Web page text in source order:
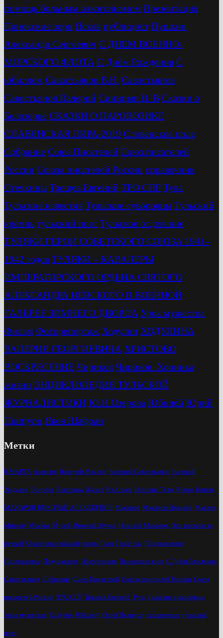
помощь больным алкоголизмом Презентация
Приокские зори Псков публицист Пушкин
Александр Сергеевич С ДНЁМ ВОЕННО-
МОРСКОГО ФЛОТА С Днём Рождения С
юбиллем Савастьянов В.Н. Савостьянов
Савостьянов Валерий Синицын В. В Сказки о
Белозерке СКАЗКИ О ПАРОВОЗИКЕ
СЛАВЯНСКАЯ ЛИРА-2019 Словенское поле
Собрание Союз Писателей Союз писателей
России Союза писателей России справочник
Стечкины Трещев Евгений ТРО СПР Тула
Тульские известия Тульские суворовцы Тульский
кремль тульский поэт Тульское отделение
ТУЛЯКИ ГЕРОИ СОВЕТСКОГО СОЮЗА 1941–
1942 годов ТУЛЯКИ – КАВАЛЕРЫ
ИМПЕРАТОРСКОГО ОРДЕНА СВЯТОГО
АЛЕКСАНДРА НЕВСКОГО В ВОЕННОЙ
ГАЛЕРЕЕ ЗИМНЕГО ДВОРЦА Урок мужества
Фильм Фоторепортаж Ходулин ХОДУЛИНА
ВАЛЕРИЯ ГЕОРГИЕВИЧА ХРИСТОВО
ВОСКРЕСЕНИЕ Чириков Чириков. Хроника
жизни ЭНЦИКЛОПЕДИЯ ТУЛЬСКОЙ
ЖУРНАЛИСТИКИ Ю.Н.Озерова Юбилей Юрий
Цкипури Яков Шафран
Метки
8 МАРТА Алексин Валерий Маслов Валерий Савостьянов Валерий
Ходулин Встреча Выставка Жуков Из Книги История Тулы Книга Книги
МАКАРОВ НИКОЛАЙ АЛЕКСЕЕВИЧ Макаров Макаров Николай Маслов
Митинг Москва Музей Николай Жуков Николай Макаров Они воевали за
речкой Опалённые войной улицы Тулы Писатель Поздравление
Поздравляем Поздравляет Презентация Приокские зори С Днём Рождения
Савостьянов Собрание Союз Писателей Союза писателей России Союз
писателей России ТРО СПР Трещев Евгений Тула Тульские суворовцы
Урок мужества Ходулин Юбилей Юрий Цкипури справочник тульский
поэт